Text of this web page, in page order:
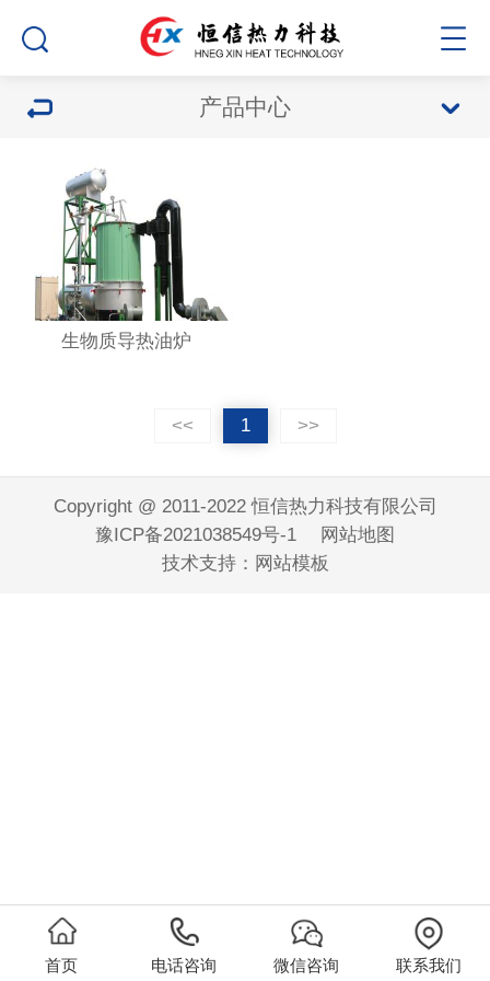
产品中心
生物质导热油炉
<< 1 >>
Copyright @ 2011-2022 恒信热力科技有限公司
豫ICP备2021038549号-1
网站地图
技术支持： 网站模板
首页 电话咨询 微信咨询 联系我们